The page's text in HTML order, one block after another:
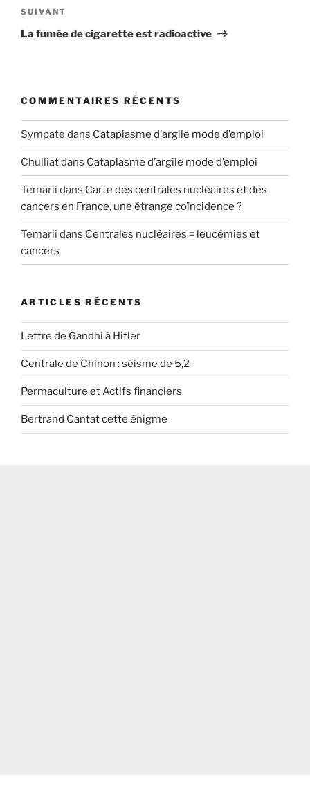
Article
suivant
SUIVANT
La fumée de cigarette est radioactive
COMMENTAIRES RÉCENTS
Sympate dans Cataplasme d’argile mode d’emploi
Chulliatdans Cataplasme d’argile mode d’emploi
Temarii dans Carte des centrales nucléaires et des
cancers en France, une étrange coïncidence ?
Temarii dans Centrales nucléaires = leucémies et
cancers
ARTICLES RÉCENTS
Lettre de Gandhi à Hitler
Centrale de Chinon : séisme de 5,2
Permaculture et Actifs financiers
Bertrand Cantat cette énigme